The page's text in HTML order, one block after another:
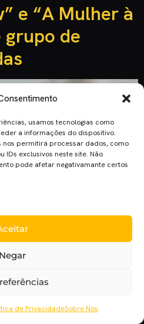
usamos tecnologias como
a informações do dispositivo.
nos permitirá processar dados, como
IDs exclusivos neste site. Não
pode afetar negativamante certos
Negar
de PrivacidadeSobre Nós
e “A Mulher à
de
adiado da sua data de estreia